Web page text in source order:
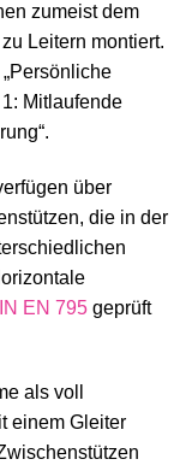
zumeist dem
Leitern montiert.
„Persönliche
Mitlaufende
über
die in der
EN 795 geprüft
als voll
einem Gleiter